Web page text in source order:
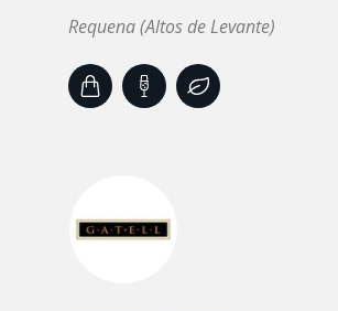
Requena (Altos de Levante)